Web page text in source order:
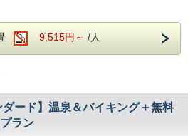
ナワニ園」や、迫力満点のホワイ
に会える「伊豆アニマルキングダ
伊豆の魅力あふれるレジャースポ
です。
では、月齢と天候に恵まれると、
昇る月が海面に光の道を描きま
ロード”と呼ばれる幻想的な光景
プル、お友達同士で、笑顔あふれる楽しいひと
いただけます。
、珍しいワニや植物が楽しめる「熱川バナナワ
満点のホワイトタイガーに会える「伊豆アニ
」など、伊豆の魅力あふれるレジャースポッ
9,515円～ /人
ダード】温泉＆バイキング＋無料
ラン